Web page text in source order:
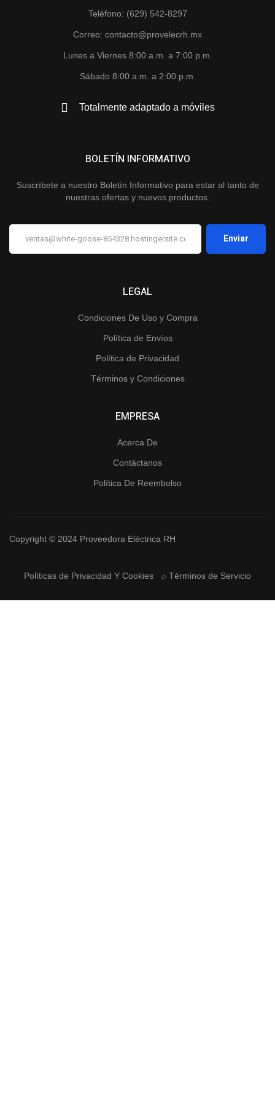
Teléfono: (629) 542-8297
Correo: contacto@provelecrh.mx
Lunes a Viernes 8:00 a.m. a 7:00 p.m.
Sábado 8:00 a.m. a 2:00 p.m.
Totalmente adaptado a móviles
LEGAL
Condiciones De Uso y Compra
Política de Envíos
Política de Privacidad
Términos y Condiciones
EMPRESA
Acerca De
Contáctanos
Política De Reembolso
BOLETÍN INFORMATIVO
Suscríbete a nuestro Boletín Informativo para estar al tanto de
nuestras ofertas y nuevos productos.
Copyright © 2024 Proveedora Eléctrica RH
Políticas de Privacidad Y Cookies Términos de Servicio